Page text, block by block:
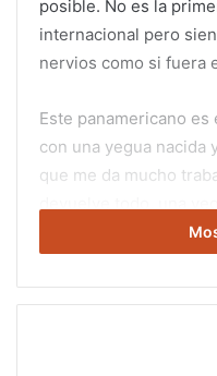
posible. No es la
internacional pero
nervios como si fuera
Este panamericano
con una yegua nacida
que me da mucho
pero toda una
día le dedico mi vida
por Tapioca, y el